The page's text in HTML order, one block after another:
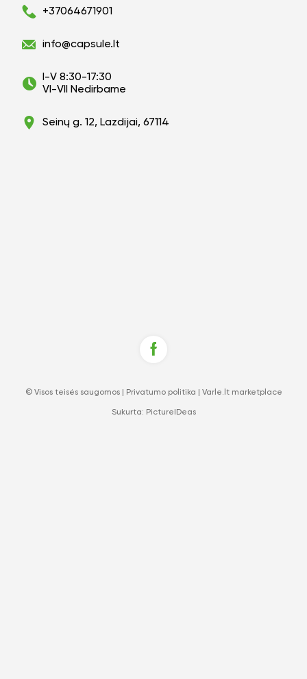
+37064671901
info@capsule.lt
I-V 8:30-17:30
VI-VII Nedirbame
Seinų g. 12, Lazdijai, 67114
© Visos teisės saugomos | Privatumo politika Varle.lt marketplace
Sukurta: PictureIDeas